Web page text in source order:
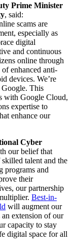
Prime Minister
, said:
scams are
especially as
digital
and continuous
online through
enhanced anti-
devices. We’re
Google. This
with Google Cloud,
expertise to
enhance our
Cyber
our belief that
talent and the
programs and
their
our partnership
Best-in-
will augment our
extension of our
capacity to stay
digital space for all